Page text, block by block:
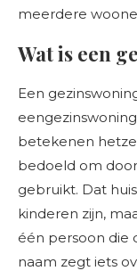
meerdere
Wat is een
Een
betekenen
bedoeld om
gebruikt. Dat
kinderen zijn,
één persoon die
naam zegt iets